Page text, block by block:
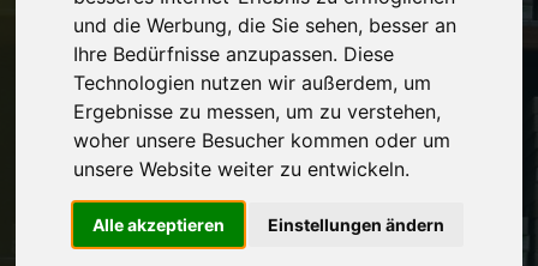
und die Werbung, die Sie sehen, besser an
Ihre Bedürfnisse anzupassen. Diese
Technologien nutzen wir außerdem, um
Ergebnisse zu messen, um zu verstehen,
woher unsere Besucher kommen oder um
unsere Website weiter zu entwickeln.
Alle akzeptieren Einstellungen ändern
Vereinbaren Sie einenRückruf
Hinterlassen Sie uns gern eine persönliche Nachricht.